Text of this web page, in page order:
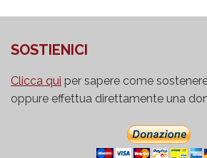
SOSTIENICI
Clicca qui per sapere come
oppure effettua direttamente una